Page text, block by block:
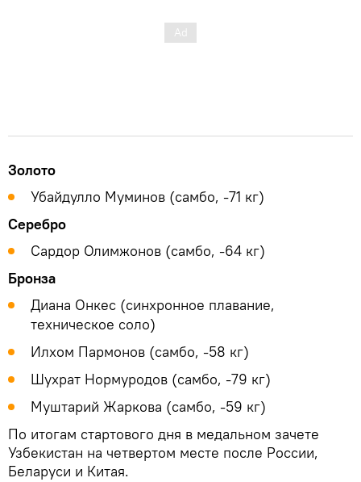
Золото
Убайдулло Муминов (самбо, -71 кг)
Серебро
Сардор Олимжонов (самбо, -64 кг)
Бронза
Диана Онкес (синхронное плавание,
техническое соло)
Илхом Пармонов (самбо, -58 кг)
Шухрат Нормуродов (самбо, -79 кг)
Муштарий Жаркова (самбо, -59 кг)
По итогам стартового дня в медальном зачете
Узбекистан на четвертом месте после России,
Беларуси и Китая.